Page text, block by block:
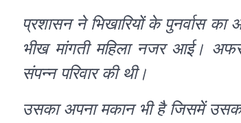
प्रशासन ने भिखारियों के पुनर्वास का
भीख मांगती महिला नजर आई।
संपन्न परिवार की थी।
उसका अपना मकान भी है जिसमें उसका